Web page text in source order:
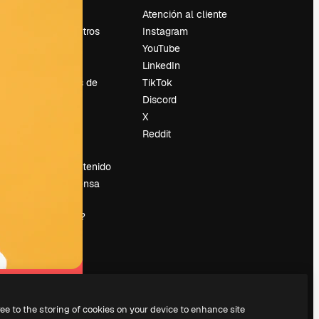
Sobre nosotros
Tendencias de
Vender contenido
Sala de prensa
magnific.ai?
Atención al cliente
Instagram
YouTube
LinkedIn
TikTok
Discord
X
Reddit
to the storing of cookies on your device to enhance site